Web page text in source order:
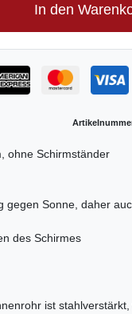
In den
ohne Schirmständer
gegen Sonne, daher
des Schirmes
ist